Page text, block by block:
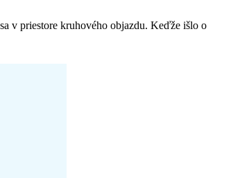
v priestore kruhového objazdu. Keďže išlo o